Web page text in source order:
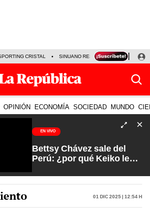
CRISTAL SINUANO RESULTADOS HOY
OPINIÓN ECONOMÍA SOCIEDAD MUNDO
EN VIVO
Bettsy Chávez sale del
Perú: ¿por qué Keiko le
Fuerte y Claro con Manuela
Camacho
01 Dic 2025 | 12:54 h